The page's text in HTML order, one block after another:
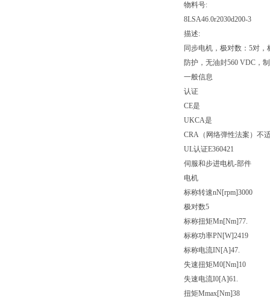
物料号:
8LSA46.0r2030d200-3
描述:
同步电机，极对数：5对
防护，无油封560 VDC，
一般信息
认证
CE是
UKCA是
CRA（网络弹性法案）不
UL认证E360421
伺服和步进电机-部件
电机
标称转速nN[rpm]3000
极对数5
标称扭矩Mn[Nm]77.
标称功率PN[W]2419
标称电流IN[A]47.
失速扭矩M0[Nm]10
失速电流I0[A]61.
扭矩Mmax[Nm]38